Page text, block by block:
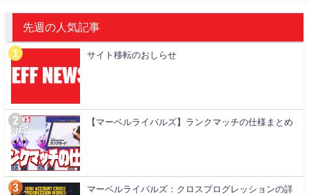
先週の人気記事
サイト移転のおしらせ
【マーベルライバルズ】ランクマッチの仕様まとめ
マーベルライバルズ：クロスプログレッションの詳